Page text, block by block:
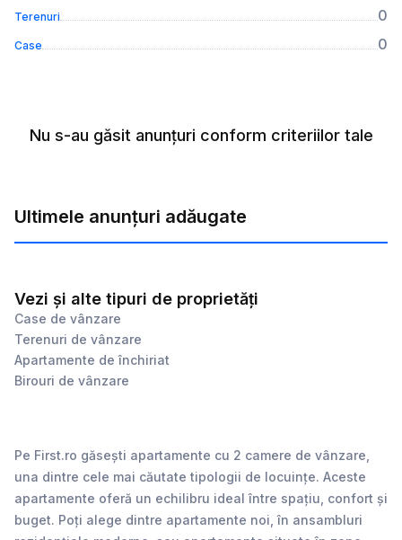
Terenuri 0
Case 0
Nu s-au găsit anunțuri conform criteriilor tale
Ultimele anunțuri adăugate
Vezi și alte tipuri de proprietăți
Case de vânzare
Terenuri de vânzare
Apartamente de închiriat
Birouri de vânzare
Pe First.ro găsești apartamente cu 2 camere de vânzare,
una dintre cele mai căutate tipologii de locuințe. Aceste
apartamente oferă un echilibru ideal între spațiu, confort și
buget. Poți alege dintre apartamente noi, în ansambluri